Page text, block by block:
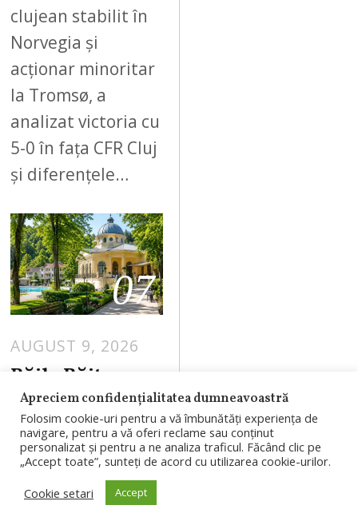
clujean stabilit în
Norvegia și
acționar minoritar
la Tromsø, a
analizat victoria cu
5-0 în fața CFR Cluj
și diferențele…
07
AUGUST 9, 2026
G
U
S
T
9
,
Băile Băița
revin la viață.
Restaurantul și
parcul se
redeschid pe 18
august, iar
Apreciem confidențialitatea dumneavoastră
Folosim cookie-uri pentru a vă îmbunătăți experiența de
navigare, pentru a vă oferi reclame sau conținut
personalizat și pentru a ne analiza traficul. Făcând clic pe
„Accept toate”, sunteți de acord cu utilizarea cookie-urilor.
Cookie setari
Accept